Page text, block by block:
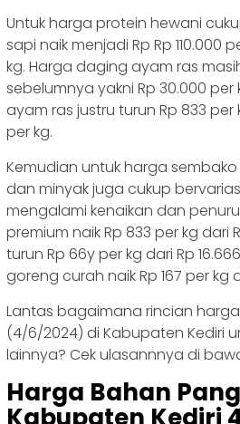
Untuk harga protein hewani
sapi naik menjadi Rp Rp 110.000
kg. Harga daging ayam ras
sebelumnya yakni Rp 30.000
ayam ras justru turun Rp 833 per
per kg.
Kemudian untuk harga
dan minyak juga cukup
mengalami kenaikan dan
premium naik Rp 833 per kg dari
turun Rp 66y per kg dari Rp
goreng curah naik Rp 167 per kg
Lantas bagaimana rincian harga
(4/6/2024) di Kabupaten Kediri
lainnya? Cek ulasannnya di
Harga Bahan